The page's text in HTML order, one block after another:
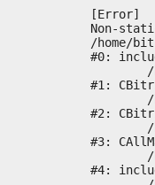
[Error]
Non-
/home/
#0:
#1:
#2:
#3:
#4: